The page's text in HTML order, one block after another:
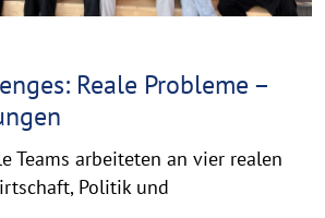
i
Reale Probleme –
Teams arbeiteten an vier realen
Politik und